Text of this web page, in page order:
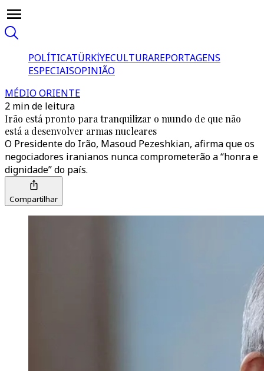
POLÍTICATÜRKİYECULTURAREPORTAGENS
ESPECIAISOPINIÃO
MÉDIO ORIENTE
2 min de leitura
Irão está pronto para tranquilizar o mundo de que não
está a desenvolver armas nucleares
O Presidente do Irão, Masoud Pezeshkian, afirma que os
negociadores iranianos nunca comprometerão a “honra e
dignidade” do país.
Compartilhar